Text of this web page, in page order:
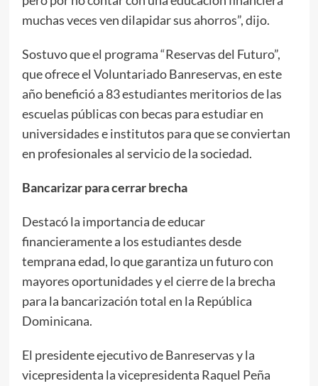
muchas veces ven dilapidar sus ahorros”, dijo.
Sostuvo que el programa “Reservas del Futuro”,
que ofrece el Voluntariado Banreservas, en este
año benefició a 83 estudiantes meritorios de las
escuelas públicas con becas para estudiar en
universidades e institutos para que se conviertan
en profesionales al servicio de la sociedad.
Bancarizar para cerrar brecha
Destacó la importancia de educar
financieramente a los estudiantes desde
temprana edad, lo que garantiza un futuro con
mayores oportunidades y el cierre de la brecha
para la bancarización total en la República
Dominicana.
El presidente ejecutivo de Banreservas y la
vicepresidenta la vicepresidenta Raquel Peña